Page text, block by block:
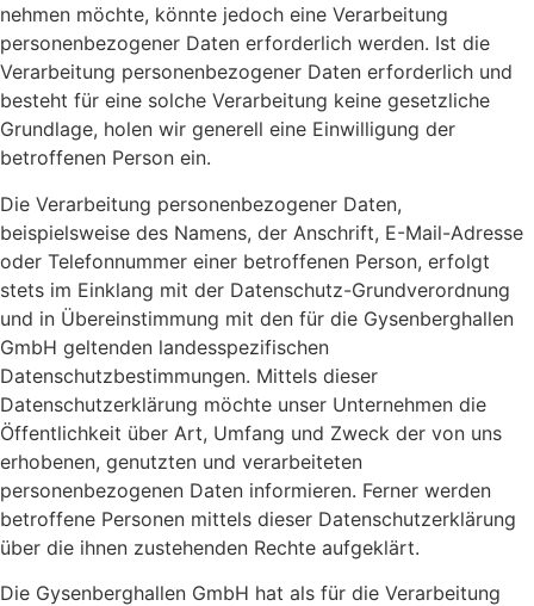
nehmen möchte, könnte jedoch eine Verarbeitung
personenbezogener Daten erforderlich werden. Ist die
Verarbeitung personenbezogener Daten erforderlich und
besteht für eine solche Verarbeitung keine gesetzliche
Grundlage, holen wir generell eine Einwilligung der
betroffenen Person ein.
Die Verarbeitung personenbezogener Daten,
beispielsweise des Namens, der Anschrift, E-Mail-Adresse
oder Telefonnummer einer betroffenen Person, erfolgt
stets im Einklang mit der Datenschutz-Grundverordnung
und in Übereinstimmung mit den für die Gysenberghallen
GmbH geltenden landesspezifischen
Datenschutzbestimmungen. Mittels dieser
Datenschutzerklärung möchte unser Unternehmen die
Öffentlichkeit über Art, Umfang und Zweck der von uns
erhobenen, genutzten und verarbeiteten
personenbezogenen Daten informieren. Ferner werden
betroffene Personen mittels dieser Datenschutzerklärung
über die ihnen zustehenden Rechte aufgeklärt.
Die Gysenberghallen GmbH hat als für die Verarbeitung